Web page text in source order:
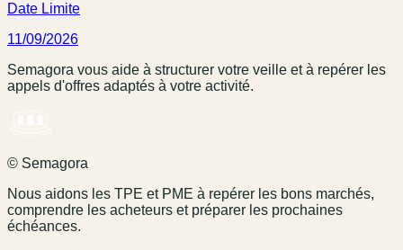
Date Limite
11/09/2026
Semagora vous aide à structurer votre veille et à repérer les
appels d'offres adaptés à votre activité.
© Semagora
Nous aidons les TPE et PME à repérer les bons marchés,
comprendre les acheteurs et préparer les prochaines
échéances.